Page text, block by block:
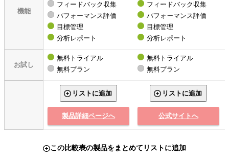
機能
フィードバック収集
パフォーマンス評価
目標管理
分析レポート
フィードバック収集
パフォーマンス評価
目標管理
分析レポート
お試し
無料トライアル
無料プラン
無料トライアル
無料プラン
リストに追加
製品詳細ページへ
リストに追加
公式サイトへ
この比較表の製品をまとめてリストに追加